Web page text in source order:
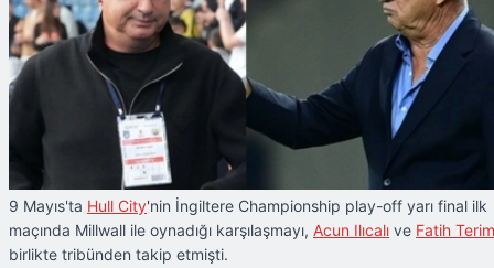
9 Mayıs'ta Hull City'nin İngiltere Championship play-off yarı final ilk
maçında Millwall ile oynadığı karşılaşmayı, Acun Ilıcalı ve Fatih Terim
birlikte tribünden takip etmişti.